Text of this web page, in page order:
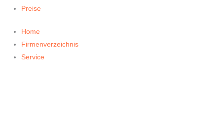
Preise
Home
Firmenverzeichnis
Service